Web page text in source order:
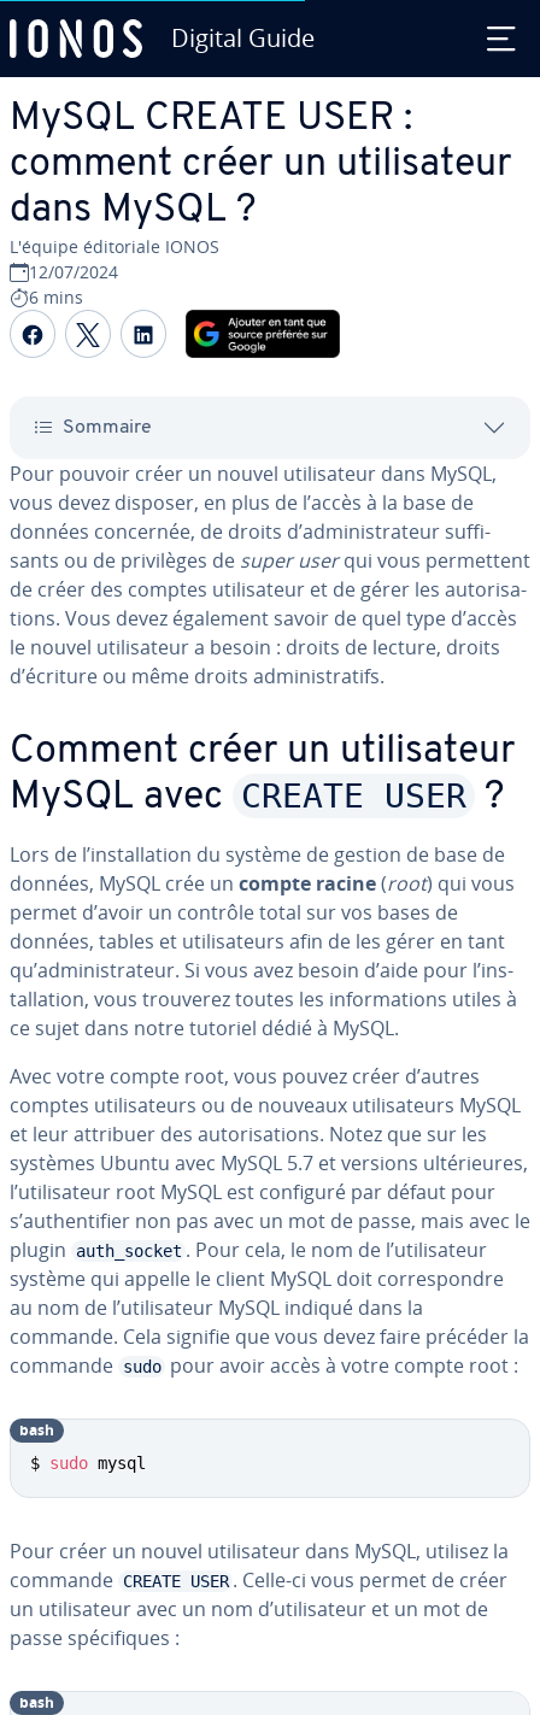
Digital Guide
MySQL CREATE USER :
comment créer un uti­li­sa­teur
dans MySQL ?
L'équipe édi­to­riale IONOS
12/07/2024
6 mins
Partager sur Facebook
Partager sur Twitter
Partager sur LinkedIn
Sommaire
Pour pouvoir créer un nouvel uti­li­sa­teur dans MySQL,
vous devez disposer, en plus de l’accès à la base de
données concernée, de droits d’ad­mi­nis­tra­teur suf­fi­
sants ou de pri­vi­lèges de super userqui vous per­met­tent
de créer des comptes uti­li­sa­teur et de gérer les au­to­ri­sa­
tions. Vous devez également savoir de quel type d’accès
le nouvel uti­li­sa­teur a besoin : droits de lecture, droits
d’écriture ou même droits ad­mi­nis­tra­tifs.
Comment créer un uti­li­sa­teur
MySQL avec CREATE USER ?
Lors de l’ins­tal­la­tion du système de gestion de base de
données, MySQL crée un compte racine(root) qui vous
permet d’avoir un contrôle total sur vos bases de
données, tables et uti­li­sa­teurs afin de les gérer en tant
qu’ad­mi­nis­tra­teur. Si vous avez besoin d’aide pour l’ins­
tal­la­tion, vous trouverez toutes les in­for­ma­tions utiles à
ce sujet dans notre tutoriel dédié à MySQL.
Avec votre compte root, vous pouvez créer d’autres
comptes uti­li­sa­teurs ou de nouveaux uti­li­sa­teurs MySQL
et leur attribuer des au­to­ri­sa­tions. Notez que sur les
systèmes Ubuntu avec MySQL 5.7 et versions ul­té­rieures,
l’uti­li­sa­teur root MySQL est configuré par défaut pour
s’au­then­ti­fier non pas avec un mot de passe, mais avec le
plugin
auth_socket . Pour cela, le nom de l’uti­li­sa­teur
système qui appelle le client MySQL doit cor­res­pondre
au nom de l’uti­li­sa­teur MySQL indiqué dans la
commande. Cela signifie que vous devez faire précéder la
commande sudo pour avoir accès à votre compte root :
$ sudo mysql
bash
Pour créer un nouvel uti­li­sa­teur dans MySQL, utilisez la
commande CREATE USER . Celle-ci vous permet de créer
un uti­li­sa­teur avec un nom d’uti­li­sa­teur et un mot de
passe spé­ci­fiques :
bash